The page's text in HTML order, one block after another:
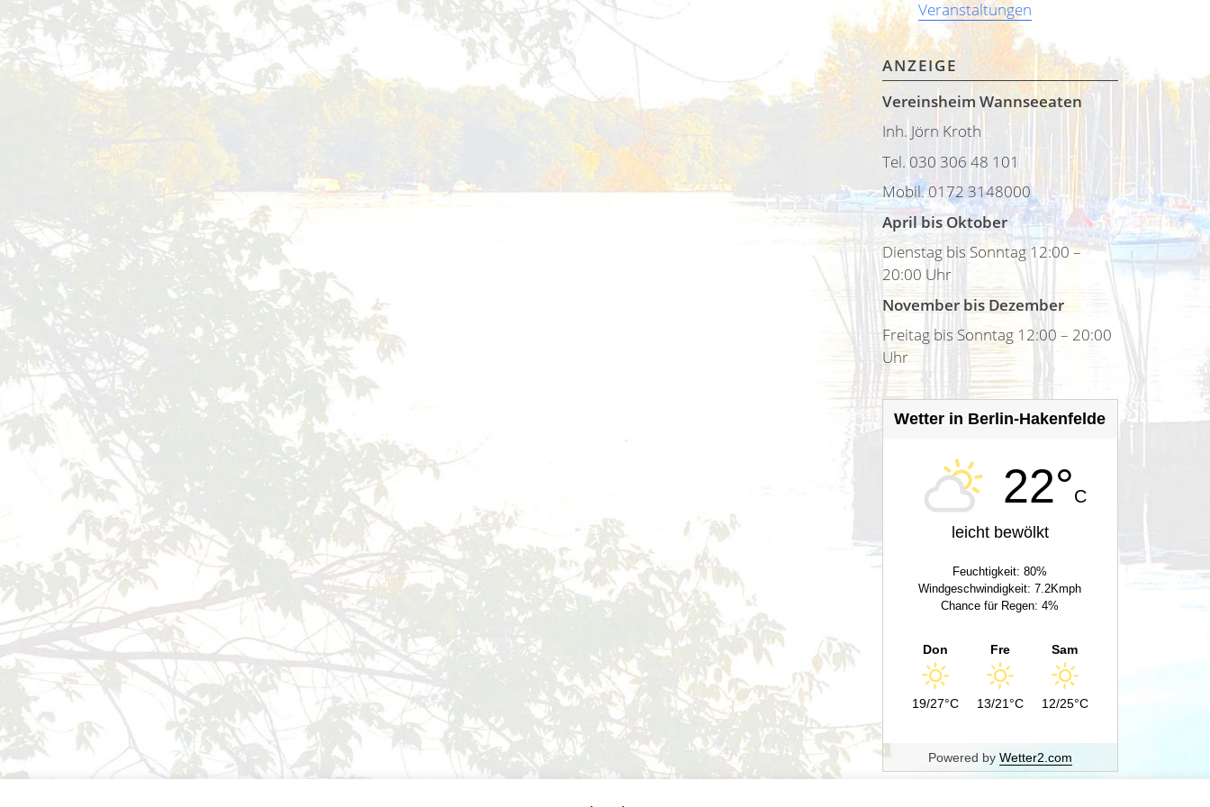
Veranstaltungen
ANZEIGE
Vereinsheim Wannseeaten
Inh. Jörn Kroth
Tel. 030 306 48 101
Mobil. 0172 3148000
April bis Oktober
Dienstag bis Sonntag 12:00 –
20:00 Uhr
November bis Dezember
Freitag bis Sonntag 12:00 – 20:00
Uhr
Wetter in Berlin-Hakenfelde
22°C
leicht bewölkt
Feuchtigkeit: 80%
Windgeschwindigkeit: 7.2Kmph
Chance für Regen: 4%
Don
19/27°C
Fre
13/21°C
Sam
12/25°C
Powered by Wetter2.com